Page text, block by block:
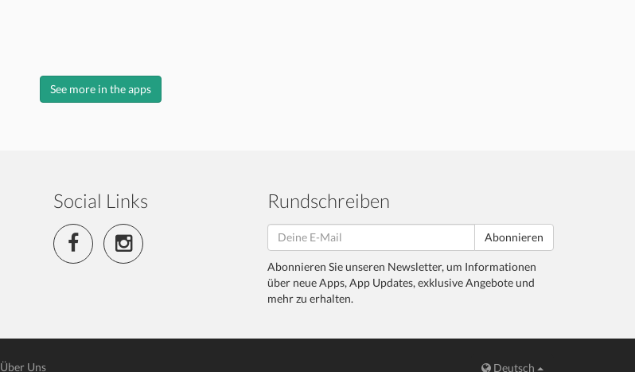
See more in the apps
Social Links Rundschreiben
Abonnieren
Abonnieren Sie unseren Newsletter, um Informationen
über neue Apps, App Updates, exklusive Angebote und
mehr zu erhalten.
Über Uns Deutsch